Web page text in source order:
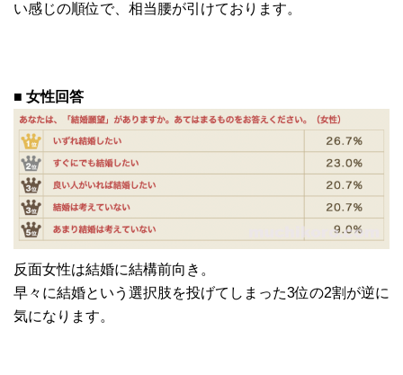
い感じの順位で、相当腰が引けております。
■ 女性回答
反面女性は結婚に結構前向き。
早々に結婚という選択肢を投げてしまった3位の2割が逆に
気になります。